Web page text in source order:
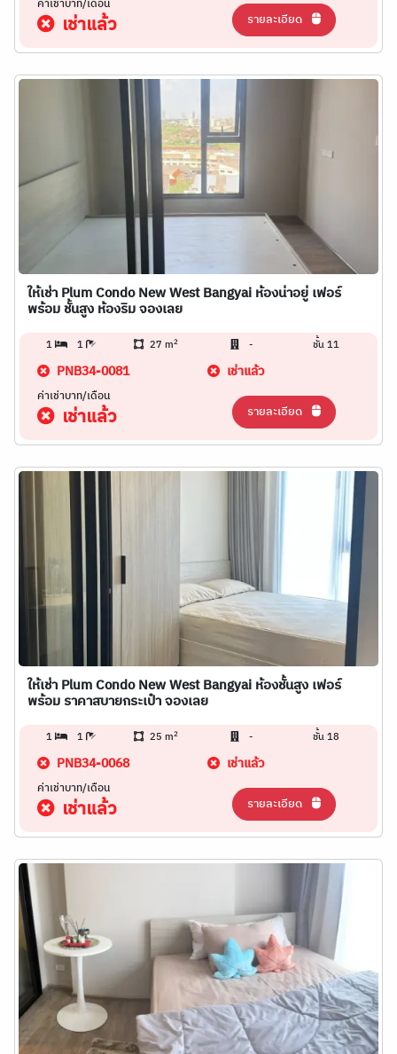
ค่าเช่าบาท/เดือน
เช่าแล้ว รายละเอียด
ให้เช่า Plum Condo New West Bangyai ห้องน่าอยู่ เฟอร์
พร้อม ชั้นสูง ห้องริม จองเลย
1 1 27 m2 - ชั้น 11
PNB34-0081 เช่าแล้ว
ค่าเช่าบาท/เดือน
เช่าแล้ว รายละเอียด
ให้เช่า Plum Condo New West Bangyai ห้องชั้นสูง เฟอร์
พร้อม ราคาสบายกระเป๋า จองเลย
1 1 25 m2 - ชั้น 18
PNB34-0068 เช่าแล้ว
ค่าเช่าบาท/เดือน
เช่าแล้ว รายละเอียด